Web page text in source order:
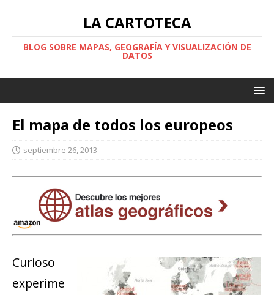
LA CARTOTECA
BLOG SOBRE MAPAS, GEOGRAFÍA Y VISUALIZACIÓN DE
DATOS
El mapa de todos los europeos
septiembre 26, 2013
Curioso
experime